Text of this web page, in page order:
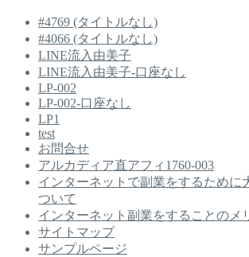
#4769 (タイトルなし)
#4066 (タイトルなし)
LINE流入由美子
LINE流入由美子-口座なし
LP-002
LP-002-口座なし
LP1
test
お問合せ
アルカディア直アフィ1760-003
インターネットで副業をするために
ついて
インターネット副業をすることのメ
サイトマップ
サンプルページ